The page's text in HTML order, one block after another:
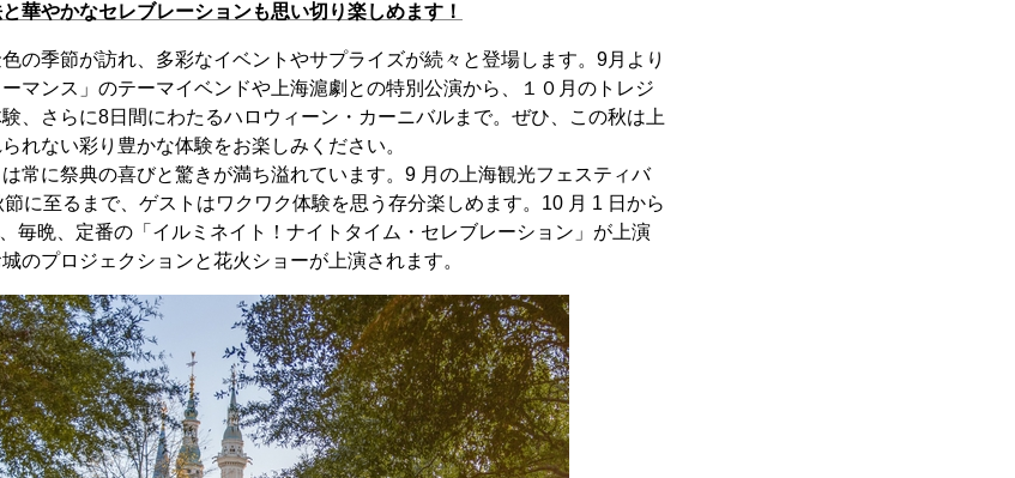
華やかなセレブレーションも思い切り楽しめます！
の季節が訪れ、多彩なイベントやサプライズが続々と登場します。9月より
ーマンス」のテーマイベンドや上海滬劇との特別公演から、１０月のトレジ
、さらに8日間にわたるハロウィーン・カーニバルまで。ぜひ、この秋は上
れない彩り豊かな体験をお楽しみください。
常に祭典の喜びと驚きが満ち溢れています。9 月の上海観光フェスティバ
に至るまで、ゲストはワクワク体験を思う存分楽しめます。10 月 1 日から
毎晩、定番の「イルミネイト！ナイトタイム・セレブレーション」が上演
のプロジェクションと花火ショーが上演されます。